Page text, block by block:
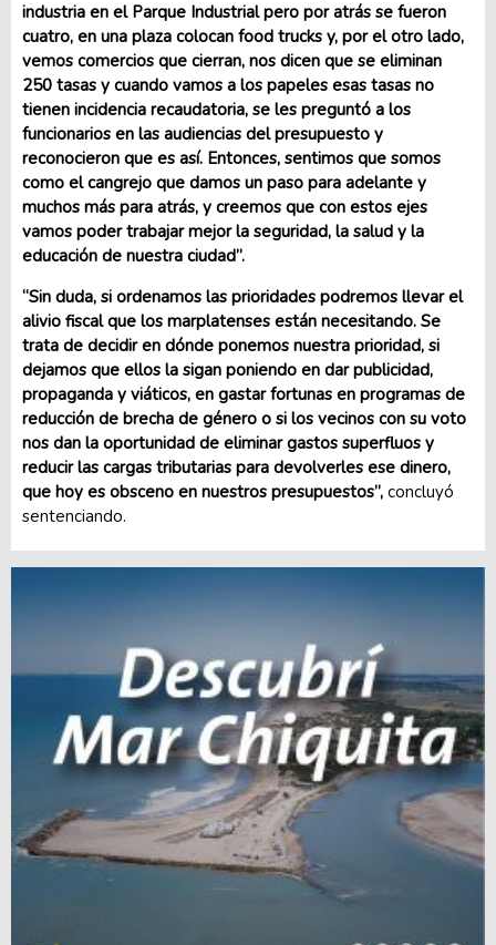
industria en el Parque Industrial pero por atrás se fueron
cuatro, en una plaza colocan food trucks y, por el otro lado,
vemos comercios que cierran, nos dicen que se eliminan
250 tasas y cuando vamos a los papeles esas tasas no
tienen incidencia recaudatoria, se les preguntó a los
funcionarios en las audiencias del presupuesto y
reconocieron que es así. Entonces, sentimos que somos
como el cangrejo que damos un paso para adelante y
muchos más para atrás, y creemos que con estos ejes
vamos poder trabajar mejor la seguridad, la salud y la
educación de nuestra ciudad”.
“Sin duda, si ordenamos las prioridades podremos llevar el
alivio fiscal que los marplatenses están necesitando. Se
trata de decidir en dónde ponemos nuestra prioridad, si
dejamos que ellos la sigan poniendo en dar publicidad,
propaganda y viáticos, en gastar fortunas en programas de
reducción de brecha de género o si los vecinos con su voto
nos dan la oportunidad de eliminar gastos superfluos y
reducir las cargas tributarias para devolverles ese dinero,
que hoy es obsceno en nuestros presupuestos”, concluyó
sentenciando.